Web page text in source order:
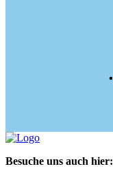
Besuche uns auch hier: